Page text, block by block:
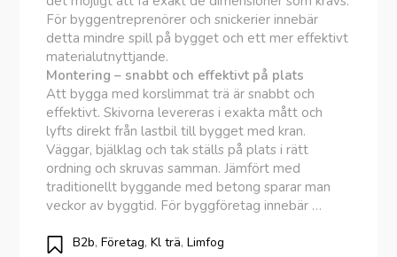
För byggentreprenörer och snickerier innebär
detta mindre spill på bygget och ett mer effektivt
materialutnyttjande.
Montering – snabbt och effektivt på plats
Att bygga med korslimmat trä är snabbt och
effektivt. Skivorna levereras i exakta mått och
lyfts direkt från lastbil till bygget med kran.
Väggar, bjälklag och tak ställs på plats i rätt
ordning och skruvas samman. Jämfört med
traditionellt byggande med betong sparar man
veckor av byggtid. För byggföretag innebär …
B2b,Företag,Kl trä,Limfog